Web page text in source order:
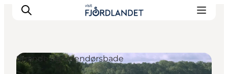
Strande og udendørsbade